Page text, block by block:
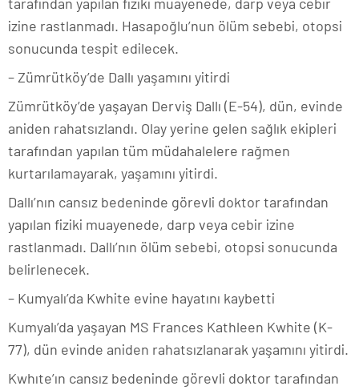
izine rastlanmadı. Hasapoğlu’nun ölüm sebebi, otopsi
sonucunda tespit edilecek.
–Zümrütköy’de Dallı yaşamını yitirdi
Zümrütköy’de yaşayan Derviş Dallı (E-54), dün, evinde
aniden rahatsızlandı. Olay yerine gelen sağlık ekipleri
tarafından yapılan tüm müdahalelere rağmen
kurtarılamayarak, yaşamını yitirdi.
Dallı’nın cansız bedeninde görevli doktor tarafından
yapılan fiziki muayenede, darp veya cebir izine
rastlanmadı. Dallı’nın ölüm sebebi, otopsi sonucunda
belirlenecek.
– Kumyalı’da Kwhite evine hayatını kaybetti
Kumyalı’da yaşayan MS Frances Kathleen Kwhite (K-
77), dün evinde aniden rahatsızlanarak yaşamını yitirdi.
Kwhıte’ın cansız bedeninde görevli doktor tarafından